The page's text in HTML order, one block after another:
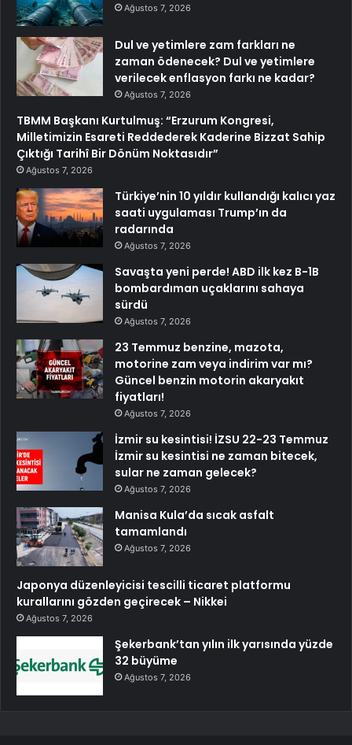
Ağustos 7, 2026
Dul ve yetimlere zam farkları ne
zaman ödenecek? Dul ve yetimlere
verilecek enflasyon farkı ne kadar?
Ağustos 7, 2026
TBMM Başkanı Kurtulmuş: “Erzurum Kongresi,
Milletimizin Esareti Reddederek Kaderine Bizzat Sahip
Çıktığı Tarihî Bir Dönüm Noktasıdır”
Ağustos 7, 2026
Türkiye’nin 10 yıldır kullandığı kalıcı yaz
saati uygulaması Trump’ın da
radarında
Ağustos 7, 2026
Savaşta yeni perde! ABD ilk kez B-1B
bombardıman uçaklarını sahaya
sürdü
Ağustos 7, 2026
23 Temmuz benzine, mazota,
motorine zam veya indirim var mı?
Güncel benzin motorin akaryakıt
fiyatları!
Ağustos 7, 2026
İzmir su kesintisi! İZSU 22-23 Temmuz
İzmir su kesintisi ne zaman bitecek,
sular ne zaman gelecek?
Ağustos 7, 2026
Manisa Kula’da sıcak asfalt
tamamlandı
Ağustos 7, 2026
Japonya düzenleyicisi tescilli ticaret platformu
kurallarını gözden geçirecek – Nikkei
Ağustos 7, 2026
Şekerbank’tan yılın ilk yarısında yüzde
32 büyüme
Ağustos 7, 2026